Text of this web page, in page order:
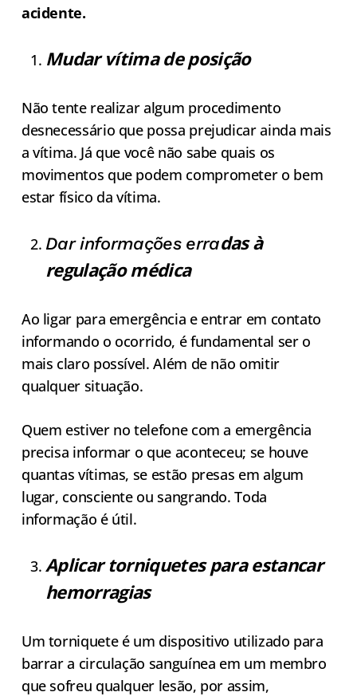
acidente.
Mudar vítima de posição
Não tente realizar algum procedimento
desnecessário que possa prejudicar ainda mais
a vítima. Já que você não sabe quais os
movimentos que podem comprometer o bem
estar físico da vítima.
Dar informações erradas à
regulação médica
Ao ligar para emergência e entrar em contato
informando o ocorrido, é fundamental ser o
mais claro possível. Além de não omitir
qualquer situação.
Quem estiver no telefone com a emergência
precisa informar o que aconteceu; se houve
quantas vítimas, se estão presas em algum
lugar, consciente ou sangrando. Toda
informação é útil.
Aplicar torniquetes para estancar
hemorragias
Um torniquete é um dispositivo utilizado para
barrar a circulação sanguínea em um membro
que sofreu qualquer lesão, por assim,